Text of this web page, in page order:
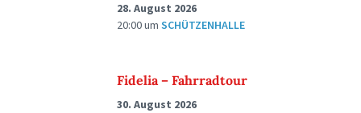
28. August 2026
20:00um SCHÜTZENHALLE
Fidelia – Fahrradtour
30. August 2026